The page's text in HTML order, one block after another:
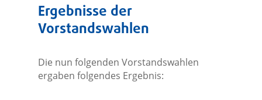
Ergebnisse der
Vorstandswahlen
Die nun folgenden Vorstandswahlen
ergaben folgendes Ergebnis: